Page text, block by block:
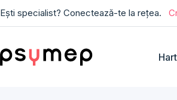
Ești specialist? Conectează-te la rețea.